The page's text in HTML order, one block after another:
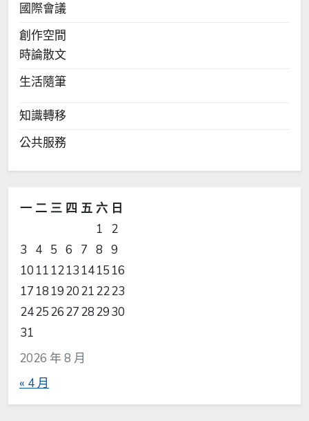
國際會議
創作空間
時論散文
生活隨筆
知識轉移
公共服務
2026 年 8 月
一 二 三 四 五 六 日
1
2
3
4 5 6 7 8 9
10 11 1213 1415 16
17 18 1920212223
24252627282930
31
« 4 月